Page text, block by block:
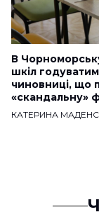
В
шкіл
чиновниці, що
«скандальну»
КАТЕРИНА МАДЕНС